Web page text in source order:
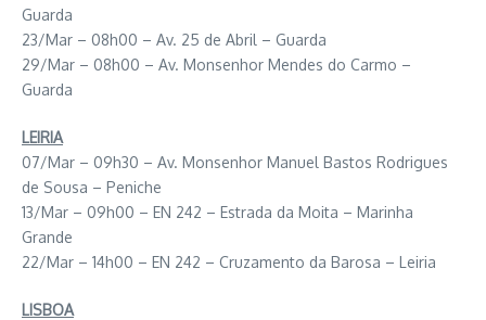
Guarda
23/Mar – 08h00 – Av. 25 de Abril – Guarda
29/Mar – 08h00 – Av. Monsenhor Mendes do Carmo –
Guarda
LEIRIA
07/Mar – 09h30 – Av. Monsenhor Manuel Bastos Rodrigues
de Sousa – Peniche
13/Mar – 09h00 – EN 242 – Estrada da Moita – Marinha
Grande
22/Mar – 14h00 – EN 242 – Cruzamento da Barosa – Leiria
LISBOA